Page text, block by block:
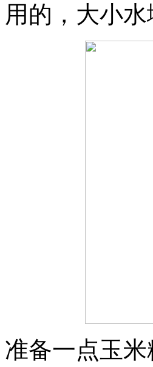
用的，大小
准备一点玉